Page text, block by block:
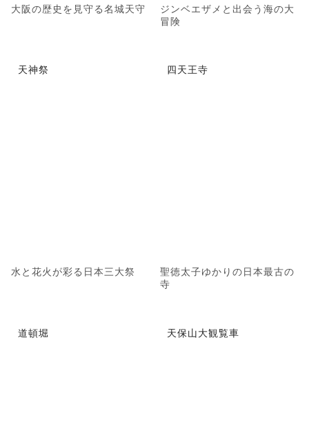
大阪の歴史を見守る名城天守
ジンベエザメと出会う海の大
冒険
天神祭
水と花火が彩る日本三大祭
四天王寺
聖徳太子ゆかりの日本最古の
寺
道頓堀 天保山大観覧車